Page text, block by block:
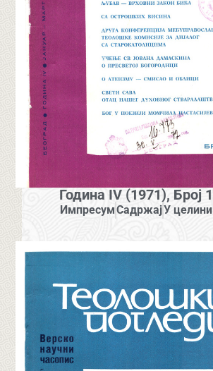
Година IV (1971), Број 1
ИмпресумСадржајУ целини